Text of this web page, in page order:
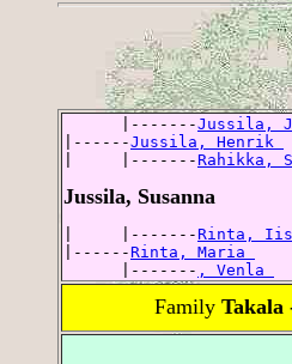
      |-------
Jussila,
|------Jussila, Henrik
|     |-------Rahikka,
Jussila, Susanna
|     |-------Rinta,
|------Rinta, Maria
      |-------
, Venla
Family Takala